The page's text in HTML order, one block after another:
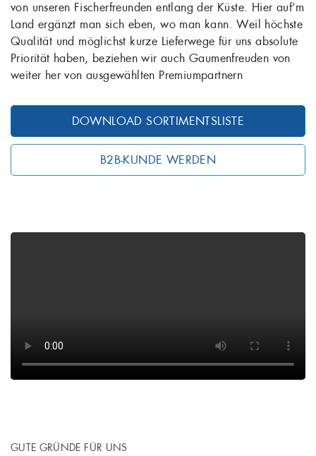
von unseren Fischerfreunden entlang der Küste. Hier auf’m
Land ergänzt man sich eben, wo man kann. Weil höchste
Qualität und möglichst kurze Lieferwege für uns absolute
Priorität haben, beziehen wir auch Gaumenfreuden von
weiter her von ausgewählten Premiumpartnern
DOWNLOAD SORTIMENTSLISTE
B2B-KUNDE WERDEN
GUTE GRÜNDE FÜR UNS